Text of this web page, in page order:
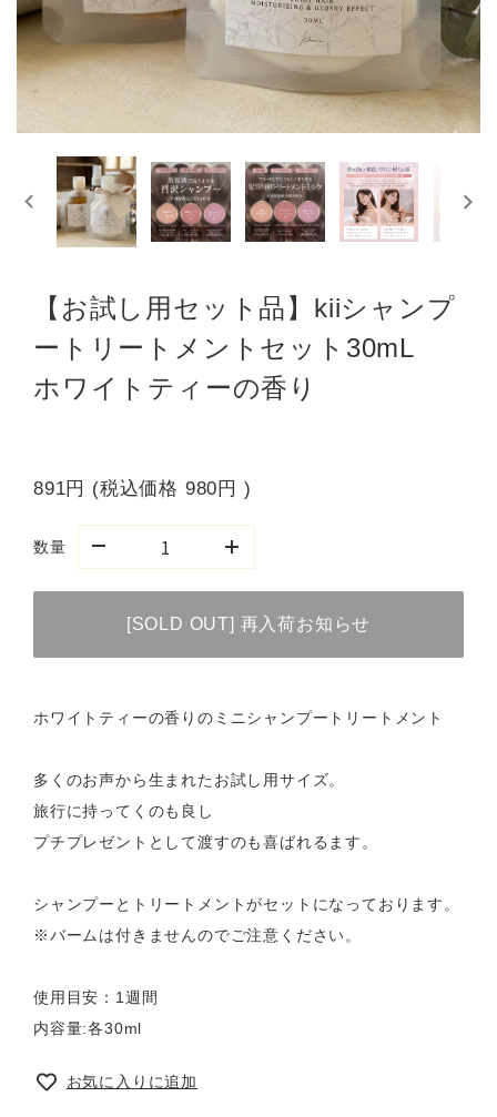
【お試し用セット品】kiiシャンプ
ートリートメントセット30mL
ホワイトティーの香り
891円 (税込価格 980円 )
数量
[SOLD OUT] 再入荷お知らせ
ホワイトティーの香りのミニシャンプートリートメント
多くのお声から生まれたお試し用サイズ。
旅行に持ってくのも良し
プチプレゼントとして渡すのも喜ばれるます。
シャンプーとトリートメントがセットになっております。
※バームは付きませんのでご注意ください。
使用目安：1週間
内容量:各30ml
お気に入りに追加